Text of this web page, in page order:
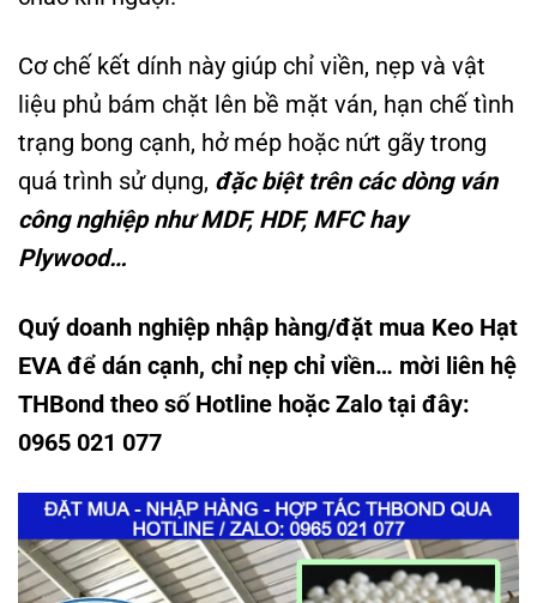
Cơ chế kết dính này giúp chỉ viền, nẹp và vật
liệu phủ bám chặt lên bề mặt ván, hạn chế tình
trạng bong cạnh, hở mép hoặc nứt gãy trong
quá trình sử dụng, đặc biệt trên các dòng ván
công nghiệp như MDF, HDF, MFC hay
Plywood…
Quý doanh nghiệp nhập hàng/đặt mua Keo Hạt
EVA để dán cạnh, chỉ nẹp chỉ viền… mời liên hệ
THBond theo số Hotline hoặc Zalo tại đây:
0965 021 077